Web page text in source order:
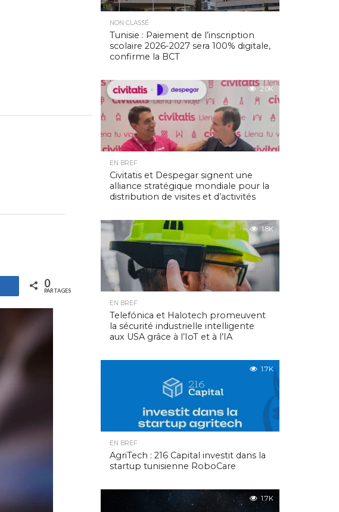
0
PARTAGES
NON CLASSÉ
Tunisie : Paiement de l’inscription
scolaire 2026-2027 sera 100% digitale,
confirme la BCT
2.0K
EN BREF
Civitatis et Despegar signent une
alliance stratégique mondiale pour la
distribution de visites et d’activités
1.8K
EN BREF
Telefónica et Halotech promeuvent
la sécurité industrielle intelligente
aux USA grâce à l’IoT et à l’IA
1.7K
EN BREF
AgriTech : 216 Capital investit dans la
startup tunisienne RoboCare
1.7K